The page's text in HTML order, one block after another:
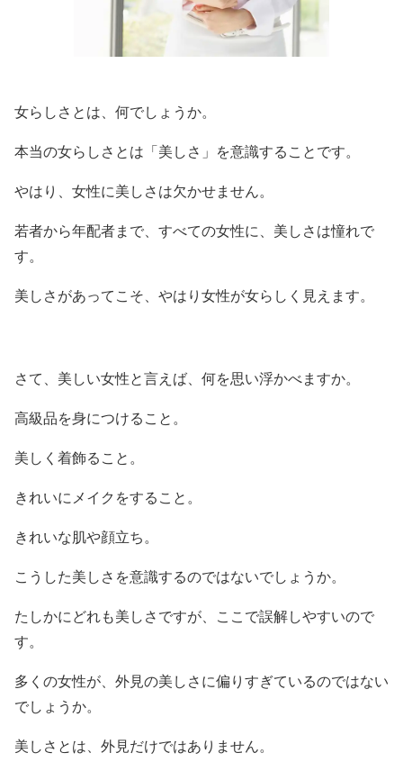
女らしさとは、何でしょうか。
本当の女らしさとは「美しさ」を意識することです。
やはり、女性に美しさは欠かせません。
若者から年配者まで、すべての女性に、美しさは憧れで
す。
美しさがあってこそ、やはり女性が女らしく見えます。
さて、美しい女性と言えば、何を思い浮かべますか。
高級品を身につけること。
美しく着飾ること。
きれいにメイクをすること。
きれいな肌や顔立ち。
こうした美しさを意識するのではないでしょうか。
たしかにどれも美しさですが、ここで誤解しやすいので
す。
多くの女性が、外見の美しさに偏りすぎているのではない
でしょうか。
美しさとは、外見だけではありません。